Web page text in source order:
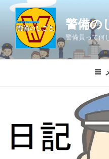
ン
ツ
警備の
警備員って何